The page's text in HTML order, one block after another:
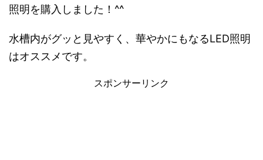
照明を購入しました！^^
水槽内がグッと見やすく、華やかにもなるLED照明
はオススメです。
スポンサーリンク